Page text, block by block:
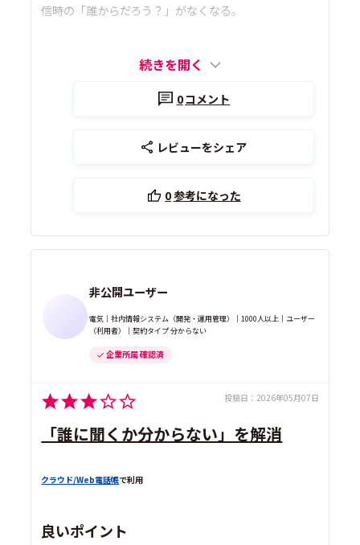
信時の「誰からだろう？」がなくなる。
続きを開く
0コメント
レビューをシェア
0参考になった
非公開ユーザー
電気｜社内情報システム（開発・運用管理）｜1000人以上｜ユーザー
（利用者）｜契約タイプ 分からない
企業所属 確認済
投稿日： 2026年05月07日
「誰に聞くか分からない」を解消
クラウド/Web電話帳で利用
良いポイント